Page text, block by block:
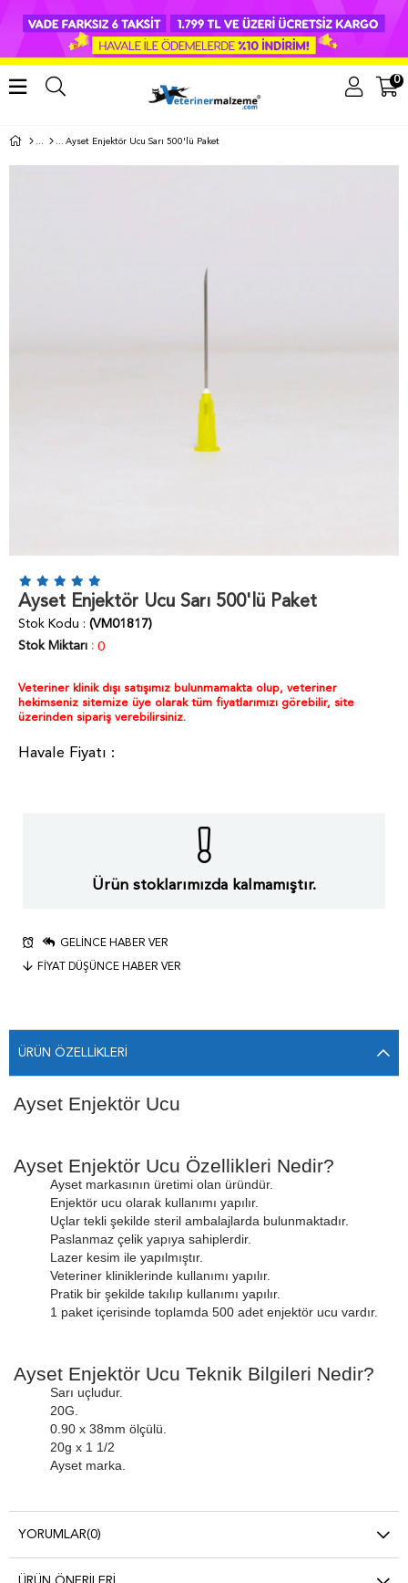
0
Ayset Enjektör Ucu Sarı 500'lü Paket
Ayset Enjektör Ucu Sarı 500'lü Paket
Stok Kodu
(VM01817)
Stok Miktarı : 0
Veteriner klinik dışı satışımız bulunmamakta olup, veteriner
hekimseniz sitemize üye olarak tüm fiyatlarımızı görebilir, site
üzerinden sipariş verebilirsiniz.
Ürün stoklarımızda kalmamıştır.
GELINCE HABER VER
FIYAT DÜŞÜNCE HABER VER
ÜRÜN ÖZELLIKLERI
Ayset Enjektör Ucu
Ayset Enjektör Ucu Özellikleri Nedir?
Ayset markasının üretimi olan üründür.
Enjektör ucu olarak kullanımı yapılır.
Uçlar tekli şekilde steril ambalajlarda bulunmaktadır.
Paslanmaz çelik yapıya sahiplerdir.
Lazer kesim ile yapılmıştır.
Veteriner kliniklerinde kullanımı yapılır.
Pratik bir şekilde takılıp kullanımı yapılır.
1 paket içerisinde toplamda 500 adet enjektör ucu vardır.
Ayset Enjektör Ucu Teknik Bilgileri Nedir?
Sarı uçludur.
20G.
0.90 x 38mm ölçülü.
20g x 1 1/2
Ayset marka.
YORUMLAR(0)